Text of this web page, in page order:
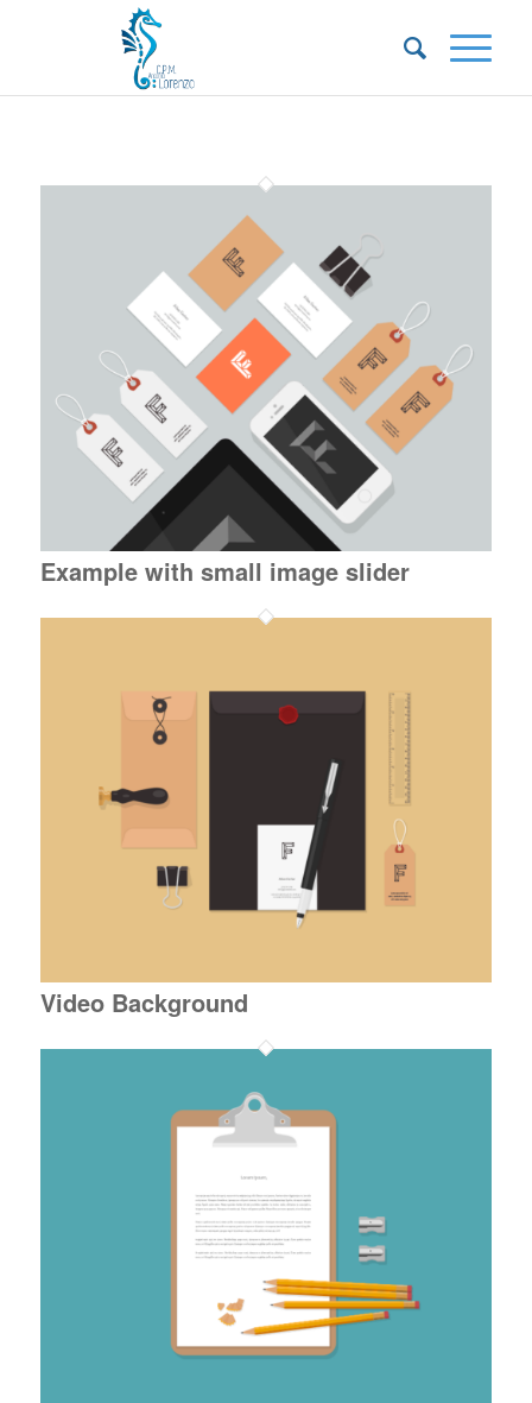
Example with small image slider
Video Background